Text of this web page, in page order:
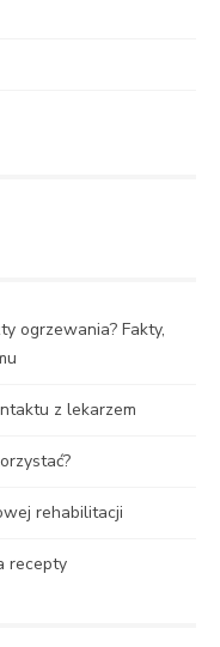
ogrzewania? Fakty,
z lekarzem
rehabilitacji
recepty